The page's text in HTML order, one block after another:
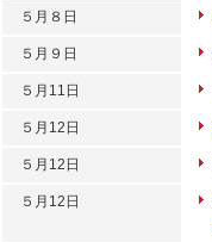
５月８日
５月９日
５月11日
５月12日
５月12日
５月12日